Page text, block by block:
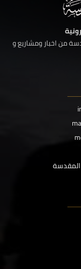
من اخبار ومشاريع و
المقدسة